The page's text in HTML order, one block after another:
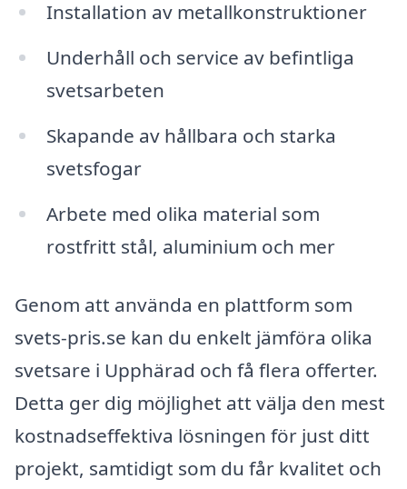
Installation av metallkonstruktioner
Underhåll och service av befintliga
svetsarbeten
Skapande av hållbara och starka
svetsfogar
Arbete med olika material som
rostfritt stål, aluminium och mer
Genom att använda en plattform som
svets-pris.se kan du enkelt jämföra olika
svetsare i Upphärad och få flera offerter.
Detta ger dig möjlighet att välja den mest
kostnadseffektiva lösningen för just ditt
projekt, samtidigt som du får kvalitet och